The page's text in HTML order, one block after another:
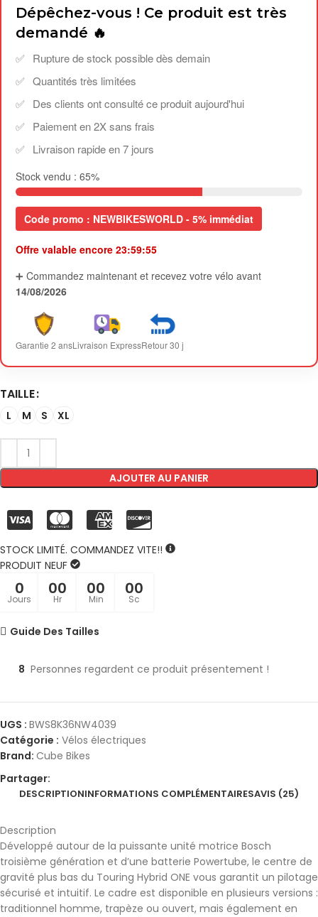
Dépêchez-vous ! Ce produit est très
demandé 🔥
Rupture de stock possible dès demain
Quantités très limitées
Des clients ont consulté ce produit aujourd'hui
Paiement en 2X sans frais
Livraison rapide en 7 jours
Stock vendu : 65%
Code promo : NEWBIKESWORLD - 5% immédiat
Offre valable encore 23:59:54
➕ Commandez maintenant et recevez votre vélo avant
14/08/2026
Garantie 2 ansLivraison ExpressRetour 30 j
TAILLE
L M S XL
AJOUTER AU PANIER
STOCK LIMITÉ. COMMANDEZ VITE!!
PRODUIT NEUF
0
Jours
00
Hr
00
Min
00
Sc
Guide Des Tailles
8 Personnes regardent ce produit présentement !
UGS : BWS8K36NW4039
Catégorie : Vélos électriques
Brand: Cube Bikes
Partager:
DESCRIPTIONINFORMATIONS COMPLÉMENTAIRESAVIS (25)
Description
Développé autour de la puissante unité motrice Bosch
troisième génération et d’une batterie Powertube, le centre de
gravité plus bas du Touring Hybrid ONE vous garantit un pilotage
sécurisé et intuitif. Le cadre est disponible en plusieurs versions :
traditionnel homme, trapèze ou ouvert, mais également en